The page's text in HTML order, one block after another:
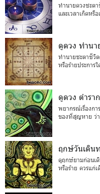
ทำนายดวงชะต
และเวลาเกิดหรื
ดูดวง ทำน
ทำนายชะตาชีวิ
หรือร้ายประการใ
ดูดวง ตำรา
พยากรณ์เรื่องกา
ของที่สูญหาย ว่
ฤกษ์วันเดิน
ดูฤกษ์ยามก่อนเดิ
หรือร้าย ควรแก่